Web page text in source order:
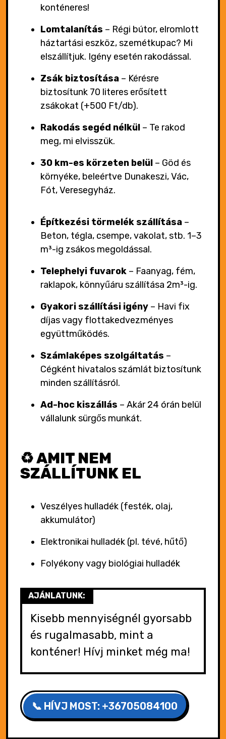
konténeres!
Lomtalanítás – Régi bútor, elromlott
háztartási eszköz, szemétkupac? Mi
elszállítjuk. Igény esetén rakodással.
Zsák biztosítása – Kérésre
biztosítunk 70 literes erősített
zsákokat (+500 Ft/db).
Rakodás segéd nélkül – Te rakod
meg, mi elvisszük.
30 km-es körzeten belül – Göd és
környéke, beleértve Dunakeszi, Vác,
Fót, Veresegyház.
Építkezési törmelék szállítása –
Beton, tégla, csempe, vakolat, stb. 1–3
m³-ig zsákos megoldással.
Telephelyi fuvarok – Faanyag, fém,
raklapok, könnyűáru szállítása 2m³-ig.
Gyakori szállítási igény – Havi fix
díjas vagy flottakedvezményes
együttműködés.
Számlaképes szolgáltatás –
Cégként hivatalos számlát biztosítunk
minden szállításról.
Ad-hoc kiszállás – Akár 24 órán belül
vállalunk sürgős munkát.
♻️ AMIT NEM
SZÁLLÍTUNK EL
Veszélyes hulladék (festék, olaj,
akkumulátor)
Elektronikai hulladék (pl. tévé, hűtő)
Folyékony vagy biológiai hulladék
AJÁNLATUNK:
Kisebb mennyiségnél gyorsabb
és rugalmasabb, mint a
konténer! Hívj minket még ma!
📞 HÍVJ MOST: +36705084100